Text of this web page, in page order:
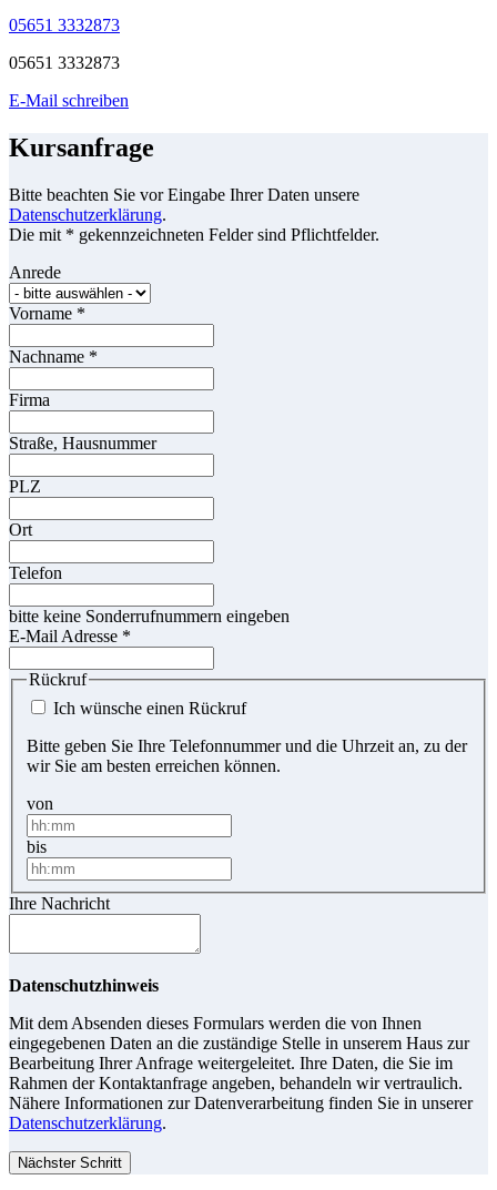
05651 3332873
05651 3332873
E-Mail schreiben
Kursanfrage
Bitte beachten Sie vor Eingabe Ihrer Daten unsere
Datenschutzerklärung.
Die mit * gekennzeichneten Felder sind Pflichtfelder.
Anrede
Vorname *
Nachname *
Firma
Straße, Hausnummer
PLZ
Ort
Telefon
bitte keine Sonderrufnummern eingeben
E-Mail Adresse *
Rückruf
Ich wünsche einen Rückruf
Bitte geben Sie Ihre Telefonnummer und die Uhrzeit an, zu der
wir Sie am besten erreichen können.
von
bis
Ihre Nachricht
Datenschutzhinweis
Mit dem Absenden dieses Formulars werden die von Ihnen
eingegebenen Daten an die zuständige Stelle in unserem Haus zur
Bearbeitung Ihrer Anfrage weitergeleitet. Ihre Daten, die Sie im
Rahmen der Kontaktanfrage angeben, behandeln wir vertraulich.
Nähere Informationen zur Datenverarbeitung finden Sie in unserer
Datenschutzerklärung.
Nächster Schritt